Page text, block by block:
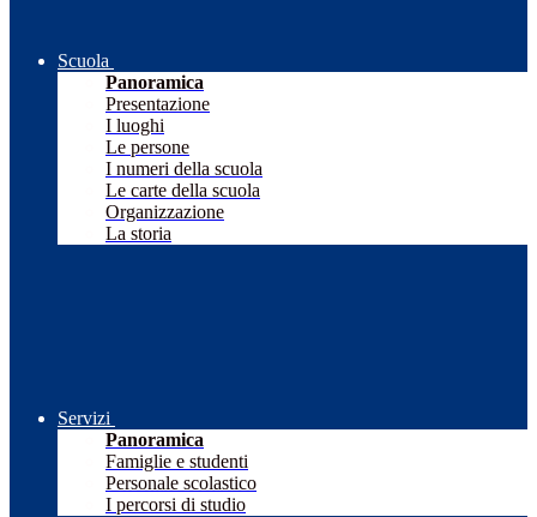
Scuola
Panoramica
Presentazione
I luoghi
Le persone
I numeri della scuola
Le carte della scuola
Organizzazione
La storia
Servizi
Panoramica
Famiglie e studenti
Personale scolastico
I percorsi di studio